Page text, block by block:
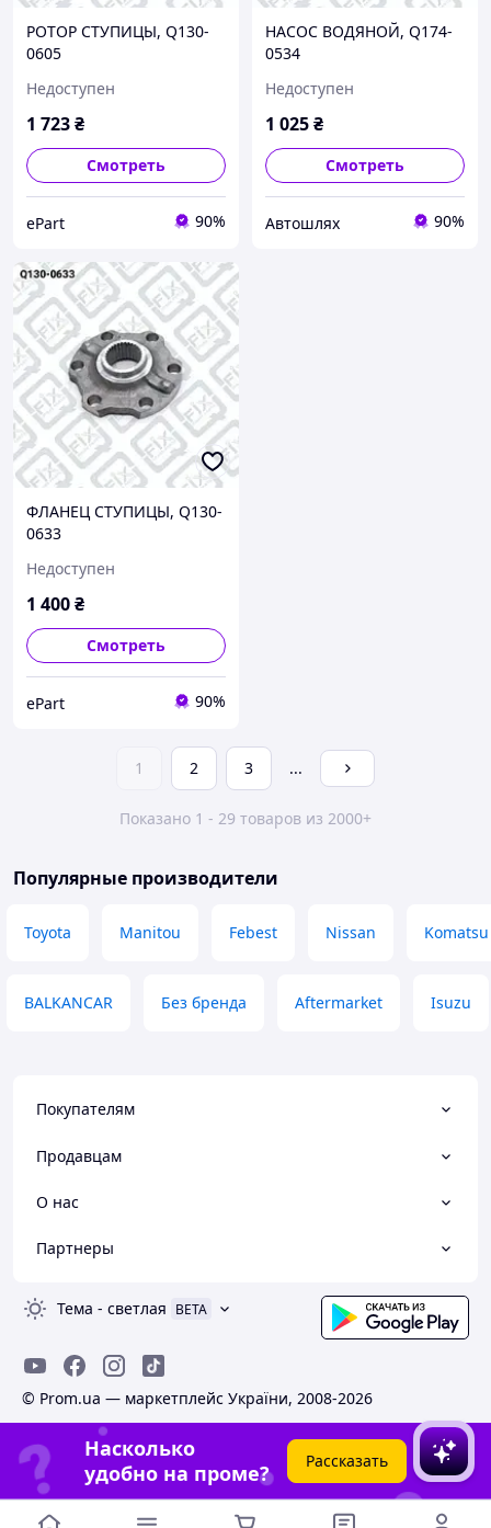
РОТОР СТУПИЦЫ, Q130-
0605
Недоступен
1 723₴
Смотреть
ePart 90%
НАСОС ВОДЯНОЙ, Q174-
0534
Недоступен
1 025₴
Смотреть
Автошлях 90%
ФЛАНЕЦ СТУПИЦЫ, Q130-
0633
Недоступен
1 400₴
Смотреть
ePart 90%
1 2 3 ...
Показано 1 - 29 товаров из 2000+
Популярные производители
Toyota Manitou Febest Nissan Komatsu
BALKANCAR Без бренда Aftermarket Isuzu
Покупателям
Продавцам
О нас
Партнеры
Тема - светлая BETA
© Prom.ua — маркетплейс України, 2008-2026
Насколько
удобно на проме?
Рассказать